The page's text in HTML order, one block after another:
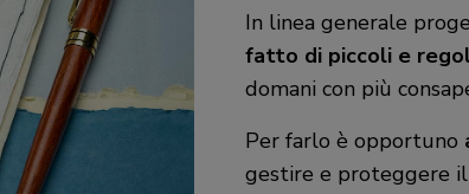
In linea generale
fatto di piccoli e
domani con più
Per farlo è opportuno
gestire e proteggere